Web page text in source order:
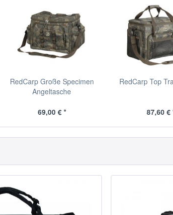
RedCarp Große Specimen
Angeltasche
69,00 € *
RedCarp Top
87,60 €